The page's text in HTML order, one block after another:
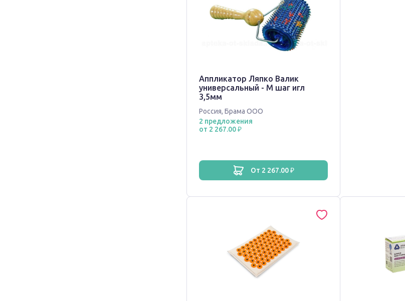
Аппликатор Ляпко Валик
универсальный - М шаг игл
3,5мм
Россия, Брама ООО
2 предложения
от 2 267.00 ₽
от 2 267.00 ₽